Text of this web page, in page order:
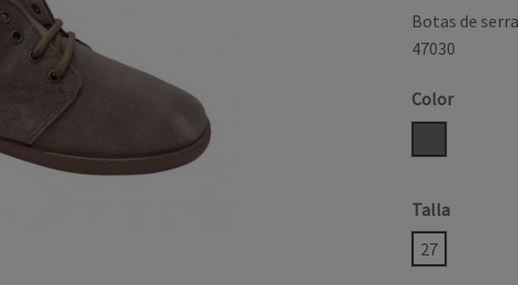
Botas de
47030
Color
Talla
27